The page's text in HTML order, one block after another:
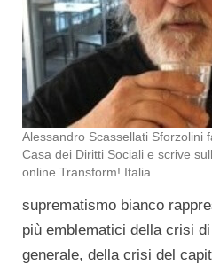
Alessandro Scassellati Sforzolini
Casa dei Diritti Sociali e scrive
online Transform! Italia
suprematismo bianco
più emblematici della crisi
generale, della crisi del